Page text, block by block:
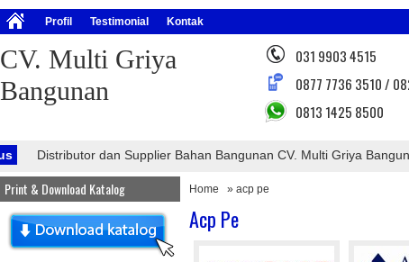
Profil Testimonial Kontak
CV. Multi Griya
Bangunan
031 9903 4515
0877 7736 3510 /
0813 1425 8500
Distributor dan Supplier Bahan Bangunan CV. Multi Griya
Home » acp pe
Acp Pe
Print & Download Katalog